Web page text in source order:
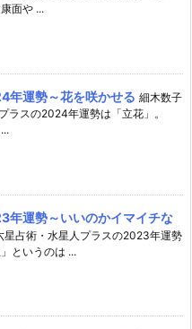
面や ...
年運勢～花を咲かせる 細木数子
ラスの2024年運勢は「立花」。
年運勢～いいのかイマイチな
星占術・水星人プラスの2023年運勢
というのは ...